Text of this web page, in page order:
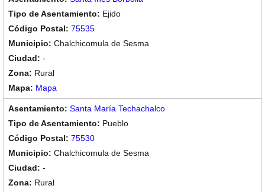
Ejido
75535
Chalchicomula de Sesma
-
Rural
Mapa
Santa María Techachalco
Pueblo
75530
Chalchicomula de Sesma
-
Rural